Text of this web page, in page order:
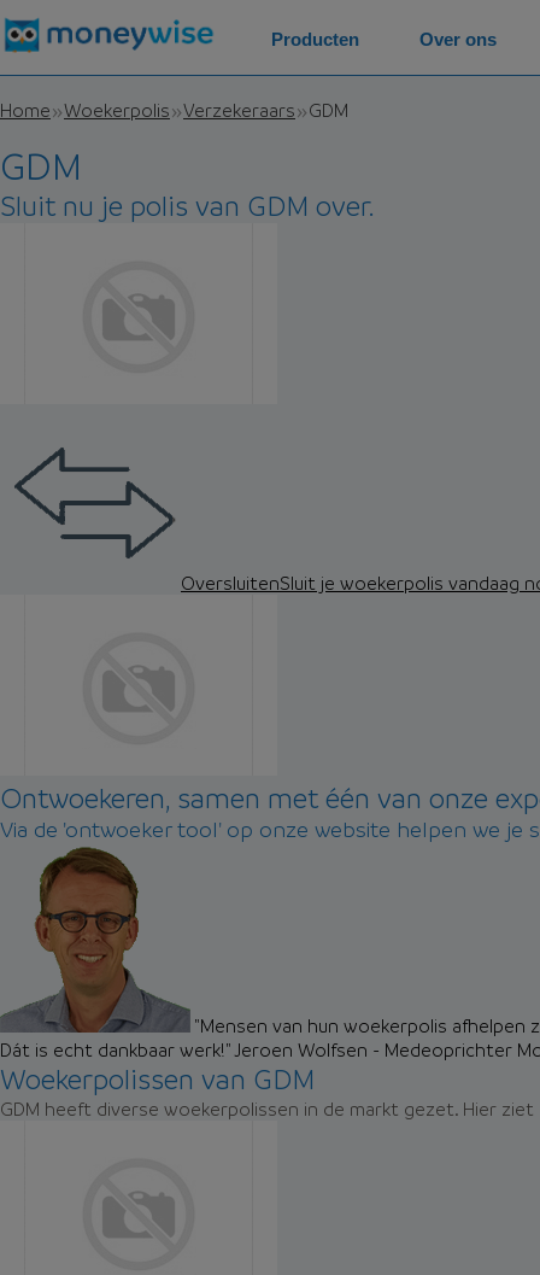
Home Woekerpolis Verzekeraars GDM
GDM
Sluit nu je polis van GDM over.
OversluitenSluit je woekerpolis vandaag
Ontwoekeren, samen met één van onze
Via de 'ontwoeker tool' op onze website helpen we je
"Mensen van hun woekerpolis
Dát is echt dankbaar werk!"Jeroen Wolfsen - Medeoprichter
Woekerpolissen van GDM
GDM heeft diverse woekerpolissen in de markt gezet. Hier
Producten Over ons